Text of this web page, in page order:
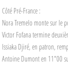
Côté Pré-France :
Nora Tremelo monte sur le
Victor Fofana termine
Issiaka Djiré, en patron,
Antoine Dumont en 11"00